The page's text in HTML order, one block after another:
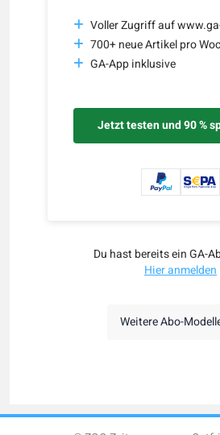
Voller Zugriff auf
700+ neue Artikel pro
GA-App inklusive
Jetzt testen und 90 %
Du hast bereits ein GA-
Hier anmelden
Weitere Abo-